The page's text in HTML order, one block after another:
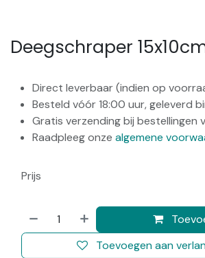
Deegschraper
Direct leverbaar (indien op
Besteld vóór 18:00 uur, geleverd
Gratis verzending bij bestellingen
Raadpleeg onze algemene
Toevoegen aan
Prijs